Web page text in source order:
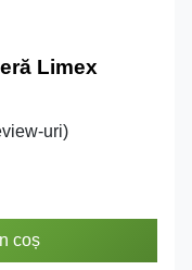
Limex
uri)
coș